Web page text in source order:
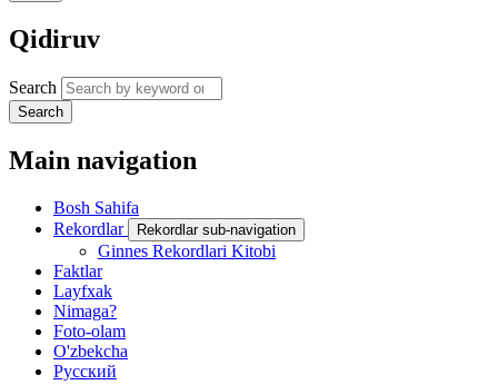
Qidiruv
Search
Search
Main navigation
Bosh Sahifa
Rekordlar
Rekordlar sub-navigation
Ginnes Rekordlari Kitobi
Faktlar
Layfxak
Nimaga?
Foto-olam
O'zbekcha
Русский